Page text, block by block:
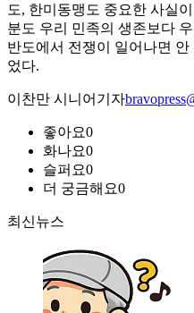
도, 한미동맹도 중요한 사실
분도 우리 민족의 생존보다
반도에서 전쟁이 일어나면
었다.
이찬만 시니어기자
좋아요0
화나요0
슬퍼요0
더 궁금해요0
최신뉴스